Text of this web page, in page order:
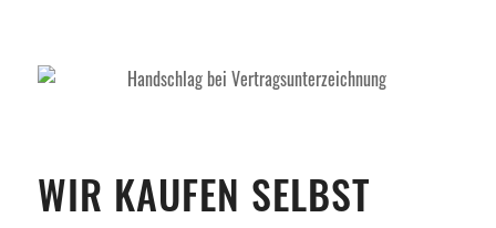
WIR KAUFEN SELBST